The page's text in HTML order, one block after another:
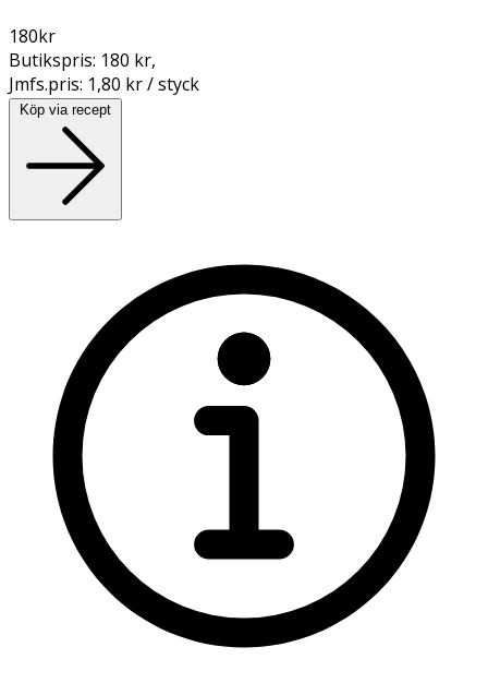
180kr
Butikspris: 180 kr,
Jmfs.pris: 1,80 kr / styck
Köp via recept